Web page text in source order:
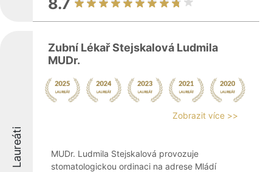
8.7
Laureáti
Zubní Lékař Stejskalová Ludmila
MUDr.
Zobrazit více >>
MUDr. Ludmila Stejskalová provozuje
stomatologickou ordinaci na adrese Mládí